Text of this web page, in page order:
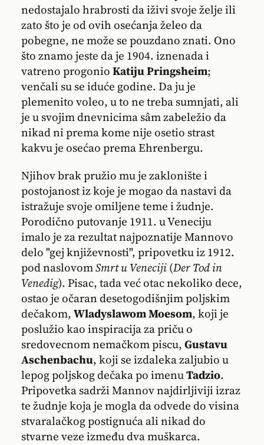
nedostajalo hrabrosti da iživi svoje želje ili
zato što je od ovih osećanja želeo da
pobegne, ne može se pouzdano znati. Ono
što znamo jeste da je 1904. iznenada i
vatreno progonioKatiju Pringsheim;
venčali su se iduće godine. Da ju je
plemenito voleo, u to ne treba sumnjati, ali
je u svojim dnevnicima sâm zabeležio da
nikad ni prema kome nije osetio strast
kakvu je osećao prema Ehrenbergu.
Njihov brak pružio mu je zaklonište i
postojanost iz koje je mogao da nastavi da
istražuje svoje omiljene teme i žudnje.
Porodično putovanje 1911. u Veneciju
imalo je za rezultat najpoznatije Mannovo
delo "gej književnosti", pripovetku iz 1912.
pod naslovomSmrt u Veneciji(Der Tod in
Venedig). Pisac, tada već otac nekoliko dece,
ostao je očaran desetogodišnjim poljskim
dečakom,Wladyslawom Moesom, koji je
poslužio kao inspiracija za priču o
sredovecnom nemačkom piscu,Gustavu
Aschenbachu, koji se izdaleka zaljubio u
lepog poljskog dečaka po imenuTadzio.
Pripovetka sadrži Mannov najdirljiviji izraz
te žudnje koja je mogla da odvede do visina
stvaralačkog postignuća ali nikad do
stvarne veze između dva muškarca.